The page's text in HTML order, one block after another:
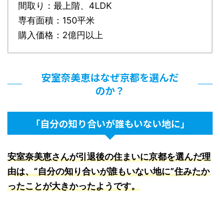
間取り：最上階、4LDK
専有面積：150平米
購入価格：2億円以上
安室奈美恵はなぜ京都を選んだ
のか？
「自分の知り合いが誰もいない地に」
安室奈美恵さんが引退後の住まいに京都を選んだ理
由は、“自分の知り合いが誰もいない地に”住みたか
ったことが大きかったようです。